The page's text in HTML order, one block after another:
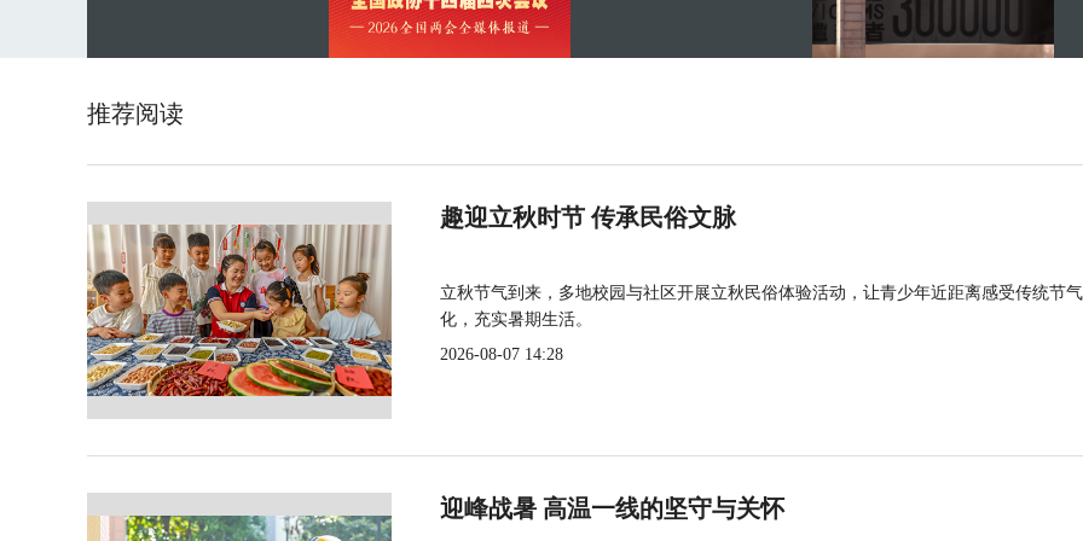
推荐阅读
趣迎立秋时节 传承民俗文脉
立秋节气到来，多地校园与社区开展立秋民俗体验活动，让青少年近距离感受传统节
化，充实暑期生活。
2026-08-07 14:28
迎峰战暑 高温一线的坚守与关怀